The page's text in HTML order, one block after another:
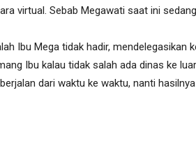
virtual. Sebab Megawati saat ini
Ibu Mega tidak hadir,
Ibu kalau tidak salah ada dinas ke
dari waktu ke waktu, nanti